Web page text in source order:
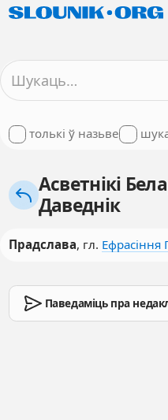
толькі ў назьве
Асветнікі
Даведнік
Прадслава, гл. Ефрасіння
Паведаміць пра